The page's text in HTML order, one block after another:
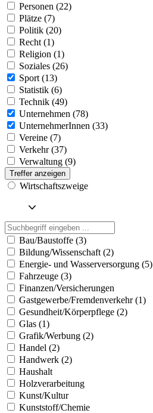
Personen (22)
Plätze (7)
Politik (20)
Recht (1)
Religion (1)
Soziales (26)
Sport (13)
Statistik (6)
Technik (49)
Unternehmen (78)
UnternehmerInnen (33)
Vereine (7)
Verkehr (37)
Verwaltung (9)
Treffer anzeigen
Wirtschaftszweige
Bau/Baustoffe (3)
Bildung/Wissenschaft (2)
Energie- und Wasserversorgung (5)
Fahrzeuge (3)
Finanzen/Versicherungen
Gastgewerbe/Fremdenverkehr (1)
Gesundheit/Körperpflege (2)
Glas (1)
Grafik/Werbung (2)
Handel (2)
Handwerk (2)
Haushalt
Holzverarbeitung
Kunst/Kultur
Kunststoff/Chemie